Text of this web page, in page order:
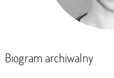
Biogram archiwalny